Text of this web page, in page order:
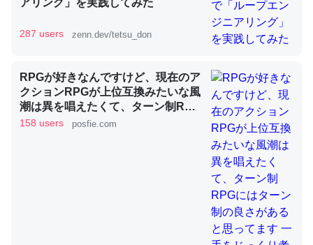
いのか」に関する新仮説
これを元に考えるとカルシウムを大量に使う脊椎動物と貝
類は苦労してるんだな…。腹足類だと殻を無くしてナメク
─ニュース :: 【研究発表】昆虫学の大問題＝「昆虫はなぜ海にいな
アリング」を実践してみた
287 users zenn.dev/tetsu_don
RPGが好きなんですけど、現在のア
クションRPGが上位互換みたいな風
潮は異を唱えたくて、ターン制RPG
にはターン制の良さがあると思って
158 users posfie.com